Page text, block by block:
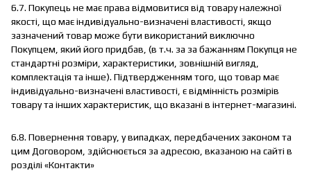
6.7. Покупець не має права відмовитися від товару належної
якості, що має індивідуально-визначені властивості, якщо
зазначений товар може бути використаний виключно
Покупцем, який його придбав, (в т.ч. за за бажанням Покупця не
стандартні розміри, характеристики, зовнішній вигляд,
комплектація та інше). Підтвердженням того, що товар має
індивідуально-визначені властивості, є відмінність розмірів
товару та інших характеристик, що вказані в інтернет-магазині.
6.8. Повернення товару, у випадках, передбачених законом та
цим Договором, здійснюється за адресою, вказаною на сайті в
розділі «Контакти»